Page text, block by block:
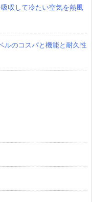
収して冷たい空気を熱風
ルのコスパと機能と耐久性